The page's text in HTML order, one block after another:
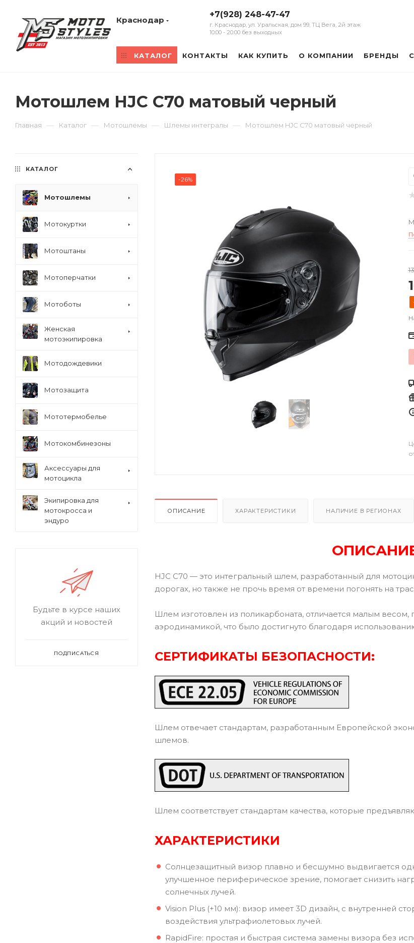
Краснодар
+7(928) 248-47-47
г. Краснодар, ул. Уральская, дом 99, ТЦ Вега, 2й этаж
10:00 - 20:00 без выходных
КАТАЛОГ КОНТАКТЫ КАК КУПИТЬ О КОМПАНИИ БРЕНДЫ
Мотошлем HJC C70 матовый черный
Главная — Каталог — Мотошлемы — Шлемы интегралы — Мотошлем HJC C70 матовый черный
-26%
ОПИСАНИЕ ХАРАКТЕРИСТИКИ НАЛИЧИЕ В РЕГИОНАХ
HJC C70 — это интегральный шлем, разработанный для
дорогах, но также не прочь время от времени погонять на
Шлем изготовлен из поликарбоната, отличается малым
аэродинамикой, что было достигнуто благодаря
СЕРТИФИКАТЫ БЕЗОПАСНОСТИ:
Шлем отвечает стандартам, разработанным Европейской
шлемов.
Шлем соответствует стандартам качества, которые
ХАРАКТЕРИСТИКИ
Солнцезащитный визор плавно и бесшумно выдвигается
улучшенное периферическое зрение, помогает снизить
солнечных лучей.
Vision Plus (+10 мм): визор имеет 3D дизайн, с внутренней
воздействия ультрафиолетовых лучей.
RapidFire: простая и быстрая система замены визора без
КАТАЛОГ
Мотошлемы
Мотокуртки
Мотоштаны
Мотоперчатки
Мотоботы
Женская
мотоэкипировка
Мотодождевики
Мотозащита
Мототермобелье
Мотокомбинезоны
Аксессуары для
мотоцикла
Экипировка для
мотокросса и
эндуро
Будьте в курсе наших
акций и новостей
ПОДПИСАТЬСЯ